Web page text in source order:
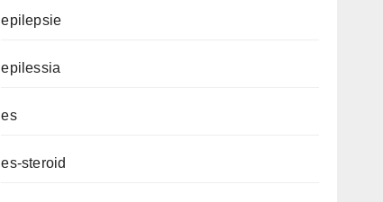
epilepsie
epilessia
es
es-steroid